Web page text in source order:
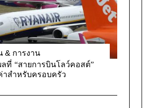
& การงาน
ลที่ “สายการบินโลว์คอสต์”
สำหรับครอบครัว